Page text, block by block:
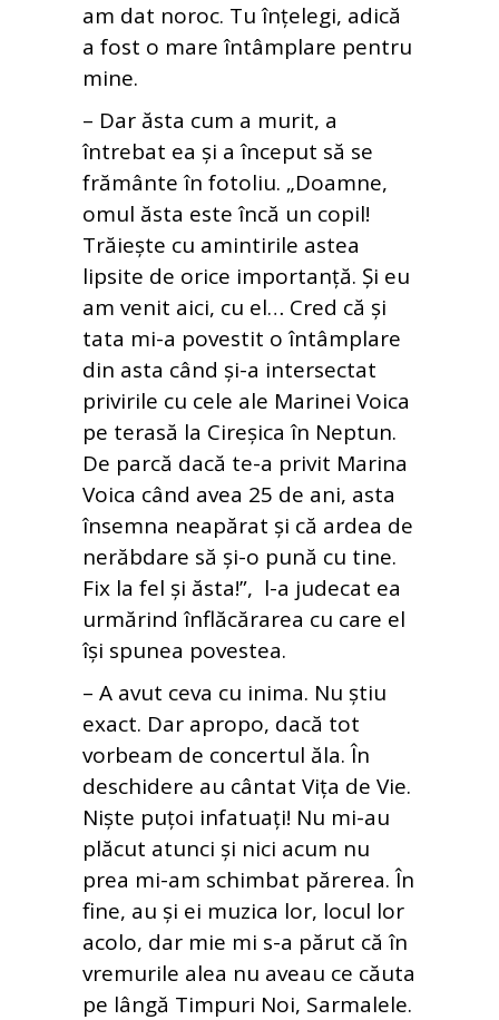
am dat noroc. Tu înțelegi, adică
a fost o mare întâmplare pentru
mine.
– Dar ăsta cum a murit, a
întrebat ea și a început să se
frământe în fotoliu. „Doamne,
omul ăsta este încă un copil!
Trăiește cu amintirile astea
lipsite de orice importanță. Și eu
am venit aici, cu el… Cred că și
tata mi-a povestit o întâmplare
din asta când și-a intersectat
privirile cu cele ale Marinei Voica
pe terasă la Cireșica în Neptun.
De parcă dacă te-a privit Marina
Voica când avea 25 de ani, asta
însemna neapărat și că ardea de
nerăbdare să și-o pună cu tine.
Fix la fel și ăsta!”, l-a judecat ea
urmărind înflăcărarea cu care el
își spunea povestea.
– A avut ceva cu inima. Nu știu
exact. Dar apropo, dacă tot
vorbeam de concertul ăla. În
deschidere au cântat Vița de Vie.
Niște puțoi infatuați! Nu mi-au
plăcut atunci și nici acum nu
prea mi-am schimbat părerea. În
fine, au și ei muzica lor, locul lor
acolo, dar mie mi s-a părut că în
vremurile alea nu aveau ce căuta
pe lângă Timpuri Noi, Sarmalele.